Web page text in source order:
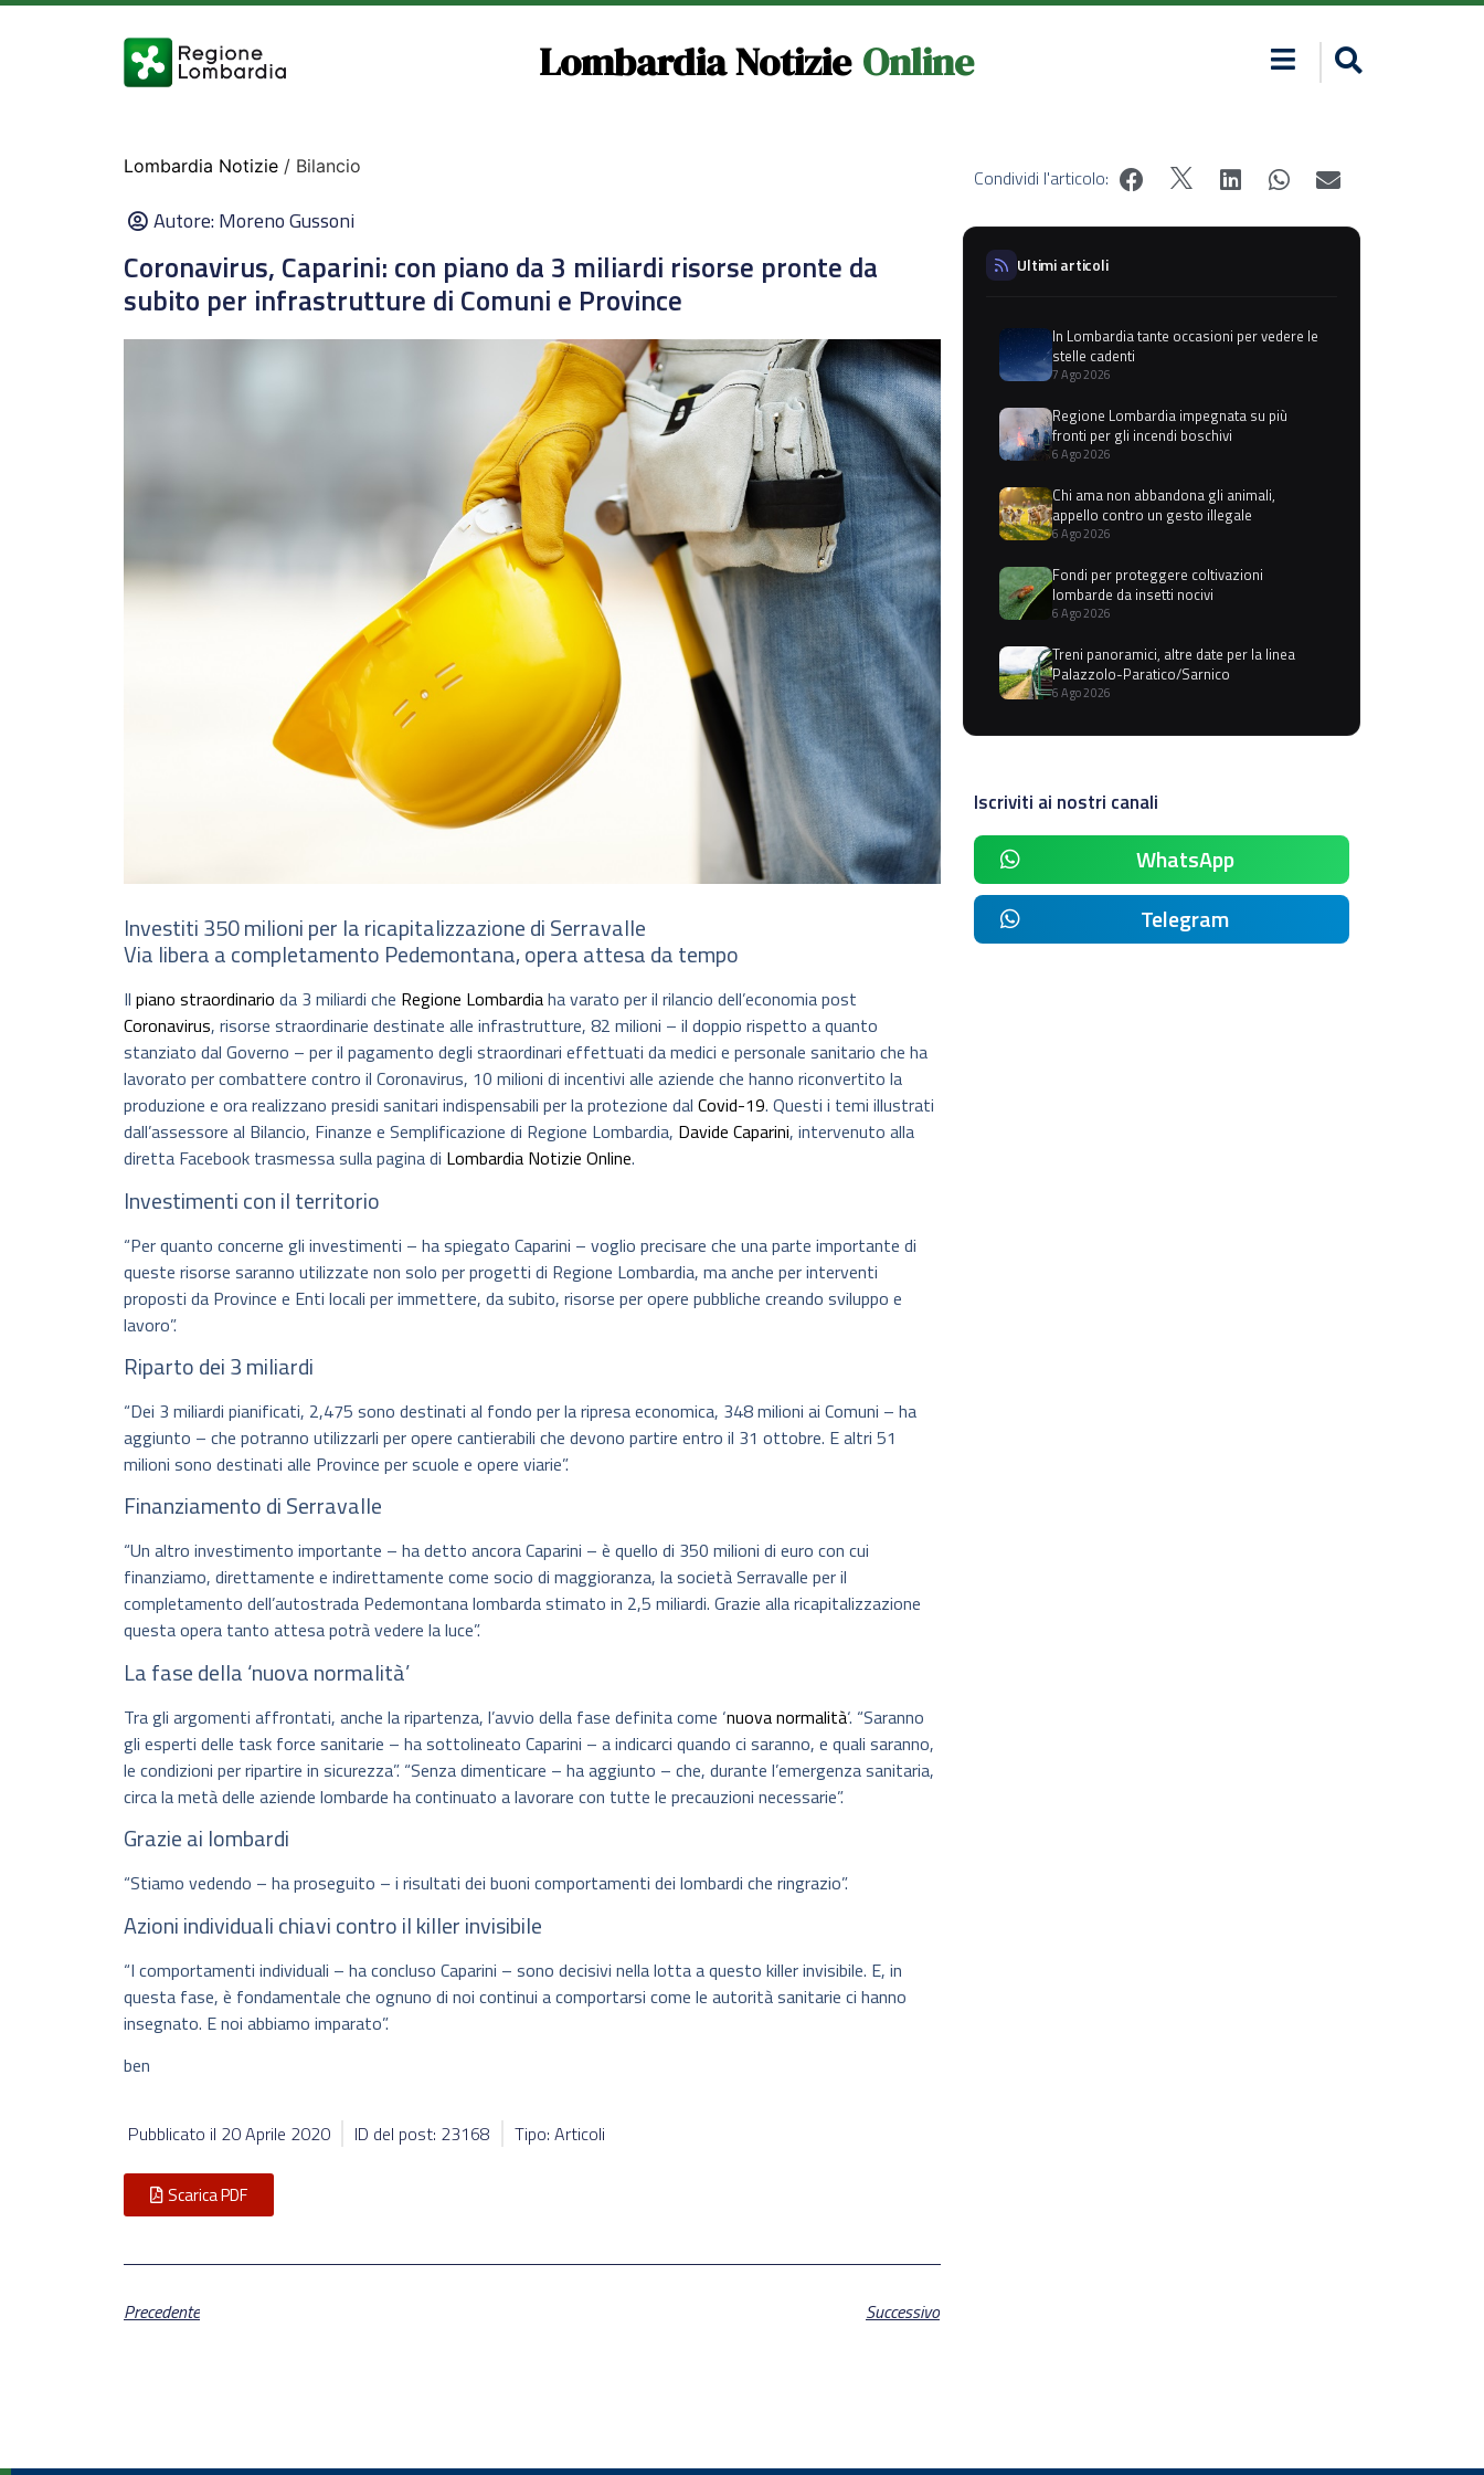
Lombardia Notizie Online
Lombardia Notizie / Bilancio
Autore:Moreno Gussoni
Coronavirus, Caparini: con piano da 3 miliardi risorse pronte da
subito per infrastrutture di Comuni e Province
Investiti 350 milioni per la ricapitalizzazione di Serravalle
Via libera a completamento Pedemontana, opera attesa da tempo
Il piano straordinario da 3 miliardi che Regione Lombardiaha varato per il rilancio dell’economia post
Coronavirus, risorse straordinarie destinate alle infrastrutture, 82 milioni – il doppio rispetto a quanto
stanziato dal Governo – per il pagamento degli straordinari effettuati da medici e personale sanitario che ha
lavorato per combattere contro il Coronavirus, 10 milioni di incentivi alle aziende che hanno riconvertito la
produzione e ora realizzano presidi sanitari indispensabili per la protezione dal Covid-19. Questi i temi illustrati
dall’assessore al Bilancio, Finanze e Semplificazione di Regione Lombardia, Davide Caparini, intervenuto alla
diretta Facebook trasmessa sulla pagina di Lombardia Notizie Online.
Investimenti con il territorio
“Per quanto concerne gli investimenti – ha spiegato Caparini – voglio precisare che una parte importante di
queste risorse saranno utilizzate non solo per progetti di Regione Lombardia, ma anche per interventi
proposti da Province e Enti locali per immettere, da subito, risorse per opere pubbliche creando sviluppo e
lavoro”.
Riparto dei 3 miliardi
“Dei 3 miliardi pianificati, 2,475 sono destinati al fondo per la ripresa economica, 348 milioni ai Comuni – ha
aggiunto – che potranno utilizzarli per opere cantierabili che devono partire entro il 31 ottobre. E altri 51
milioni sono destinati alle Province per scuole e opere viarie”.
Finanziamento di Serravalle
“Un altro investimento importante – ha detto ancora Caparini – è quello di 350 milioni di euro con cui
finanziamo, direttamente e indirettamente come socio di maggioranza, la società Serravalle per il
completamento dell’autostrada Pedemontana lombarda stimato in 2,5 miliardi. Grazie alla ricapitalizzazione
questa opera tanto attesa potrà vedere la luce”.
La fase della ‘nuova normalità’
Tra gli argomenti affrontati, anche la ripartenza, l’avvio della fase definita come ‘nuova normalità‘. “Saranno
gli esperti delle task force sanitarie – ha sottolineato Caparini – a indicarci quando ci saranno, e quali saranno,
le condizioni per ripartire in sicurezza”. “Senza dimenticare – ha aggiunto – che, durante l’emergenza sanitaria,
circa la metà delle aziende lombarde ha continuato a lavorare con tutte le precauzioni necessarie”.
Grazie ai lombardi
“Stiamo vedendo – ha proseguito – i risultati dei buoni comportamenti dei lombardi che ringrazio”.
Azioni individuali chiavi contro il killer invisibile
“I comportamenti individuali – ha concluso Caparini – sono decisivi nella lotta a questo killer invisibile. E, in
questa fase, è fondamentale che ognuno di noi continui a comportarsi come le autorità sanitarie ci hanno
insegnato. E noi abbiamo imparato”.
ben
Pubblicato il 20 Aprile 2020 ID del post: 23168 Tipo: Articoli
Scarica PDF
Precedente Successivo
Condividi l'articolo:
Ultimi articoli
In Lombardia tante occasioni per vedere le
stelle cadenti
7 Ago 2026
Regione Lombardia impegnata su più
fronti per gli incendi boschivi
6 Ago 2026
Chi ama non abbandona gli animali,
appello contro un gesto illegale
6 Ago 2026
Fondi per proteggere coltivazioni
lombarde da insetti nocivi
6 Ago 2026
Treni panoramici, altre date per la linea
Palazzolo-Paratico/Sarnico
6 Ago 2026
Iscriviti ai nostri canali
WhatsApp
Telegram